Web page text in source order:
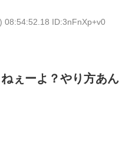
08:54:52.18 ID:3nFnXp+v0
ぇーよ？やり方あん